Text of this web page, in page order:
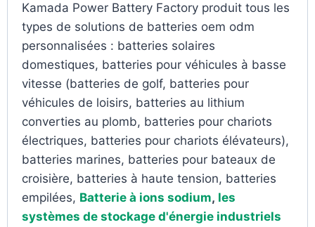
Kamada Power Battery Factory produit tous les
types de solutions de batteries oem odm
personnalisées : batteries solaires
domestiques, batteries pour véhicules à basse
vitesse (batteries de golf, batteries pour
véhicules de loisirs, batteries au lithium
converties au plomb, batteries pour chariots
électriques, batteries pour chariots élévateurs),
batteries marines, batteries pour bateaux de
croisière, batteries à haute tension, batteries
empilées, Batterie à ions sodium, les
systèmes de stockage d'énergie industriels